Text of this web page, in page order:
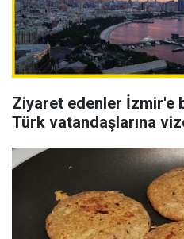
Ziyaret edenler İzmir'e
Türk vatandaşlarına